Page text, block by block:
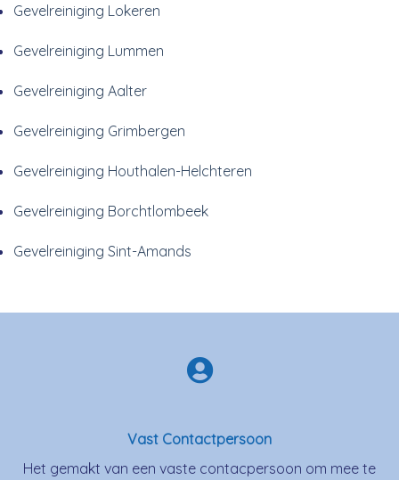
Gevelreiniging Lokeren
Gevelreiniging Lummen
Gevelreiniging Aalter
Gevelreiniging Grimbergen
Gevelreiniging Houthalen-Helchteren
Gevelreiniging Borchtlombeek
Gevelreiniging Sint-Amands
Vast Contactpersoon
Het gemakt van een vaste contacpersoon om mee te